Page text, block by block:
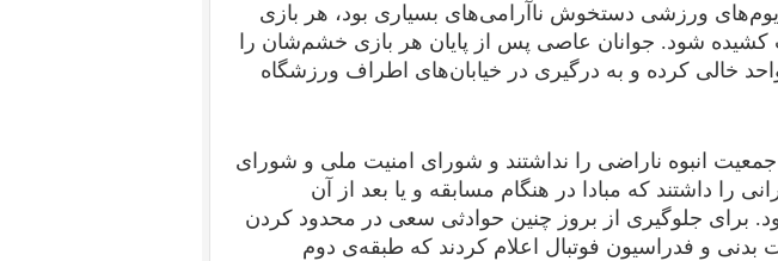
ورزشی دستخوش ناآرامی‌های بسیاری بود، هر بازی
شود. جوانان عاصی پس از پایان هر بازی خشم‌شان را
خالی کرده و به درگیری در خیابان‌های اطراف ورزشگاه‌
جمعیت انبوه ناراضی را نداشتند و شورای امنیت ملی و شورای
را داشتند که مبادا در هنگام مسابقه و یا بعد از آن
برای جلوگیری از بروز چنین حوادثی سعی در محدود کردن
بدنی و فدراسیون فوتبال اعلام کردند که طبقه‌ی دوم